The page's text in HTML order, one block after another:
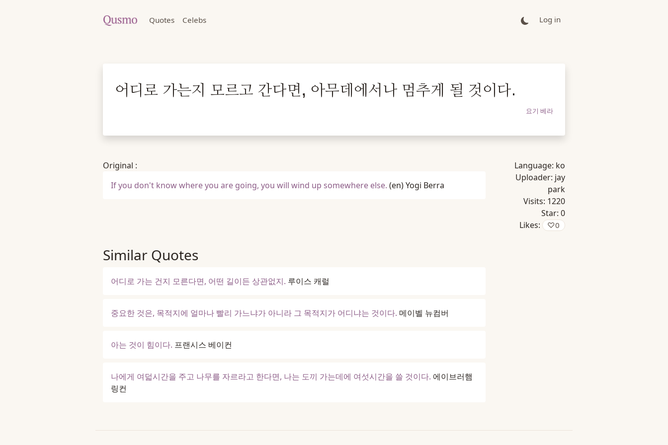
Quotes Celebs Log in
어디로 가는지 모르고 간다면, 아무데에서나 멈추게 될 것이다.
요기 베라
Original :
If you don't know where you are going, you will wind up somewhere else. (en)Yogi Berra
Similar Quotes
어디로 가는 건지 모른다면, 어떤 길이든 상관없지. 루이스 캐럴
중요한 것은, 목적지에 얼마나 빨리 가느냐가 아니라 그 목적지가 어디냐는 것이다. 메이벨 뉴컴버
아는 것이 힘이다. 프랜시스 베이컨
나에게 여덟시간을 주고 나무를 자르라고 한다면, 나는 도끼 가는데에 여섯시간을 쓸 것이다. 에이브러햄
링컨
Language: ko
Uploader: jay
park
Visits: 1220
Star: 0
Likes:
♡0